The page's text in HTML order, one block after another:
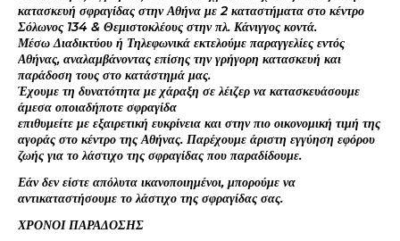
κατασκευή σφραγίδας στην Αθήνα με 2 καταστήματα στο κέντρο
Σόλωνος 134 & Θεμιστοκλέους στην πλ. Κάνιγγος κοντά.
Μέσω Διαδικτύου ή Τηλεφωνικά εκτελούμε παραγγελίες εντός
Αθήνας, αναλαμβάνοντας επίσης την γρήγορη κατασκευή και
παράδοση τους στο κατάστημά μας.
Έχουμε τη δυνατότητα με χάραξη σε λέιζερ να κατασκευάσουμε
άμεσα οποιαδήποτε σφραγίδα
επιθυμείτε με εξαιρετική ευκρίνεια και στην πιο οικονομική τιμή της
αγοράς στο κέντρο της Αθήνας. Παρέχουμε άριστη εγγύηση εφόρου
ζωής για το λάστιχο της σφραγίδας που παραδίδουμε.
Εάν δεν είστε απόλυτα ικανοποιημένοι, μπορούμε να
αντικαταστήσουμε το λάστιχο της σφραγίδας σας.
ΧΡΟΝΟΙ ΠΑΡΑΔΟΣΗΣ